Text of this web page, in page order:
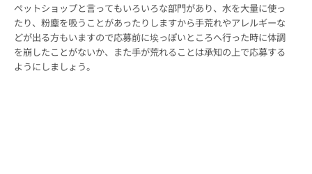
ペットショップと言ってもいろいろな部門があり、水を大量に使っ
たり、粉塵を吸うことがあったりしますから手荒れやアレルギーな
どが出る方もいますので応募前に埃っぽいところへ行った時に体調
を崩したことがないか、また手が荒れることは承知の上で応募する
ようにしましょう。